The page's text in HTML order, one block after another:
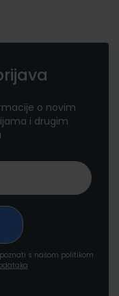
o novim
i drugim
s našom politikom